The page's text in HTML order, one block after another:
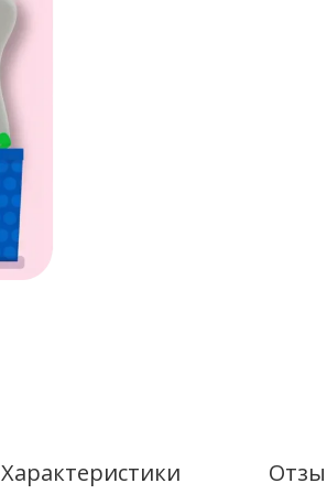
Характеристики